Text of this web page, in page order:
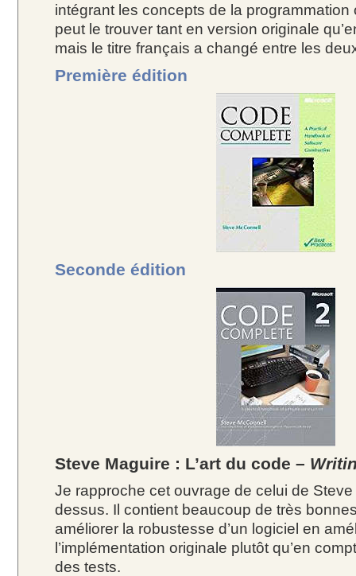
intégrant les concepts de la programmation
peut le trouver tant en version originale
mais le titre français a changé entre les
Première édition
Seconde édition
Steve Maguire : L’art du code –
Je rapproche cet ouvrage de celui de
dessus. Il contient beaucoup de très
améliorer la robustesse d’un logiciel en
l’implémentation originale plutôt qu’en
des tests.